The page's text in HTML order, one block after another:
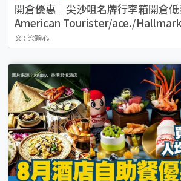
開倉優惠｜尖沙咀名牌行李箱開倉
American Tourister/ace./Hallmark
文 : 梁穎心